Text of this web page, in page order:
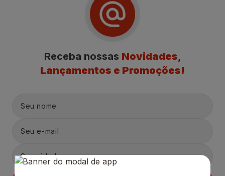
Receba nossas Novidades,
Lançamentos e Promoções!